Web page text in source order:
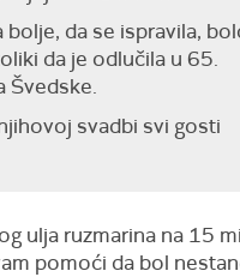
bolje, da se ispravila,
da je odlučila u 65.
Švedske.
svadbi svi gosti
ulja ruzmarina na 15
pomoći da bol